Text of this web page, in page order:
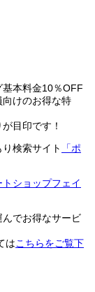
基本料金10％OFF
けのお得な特
目印です！
検索サイト
「ポ
トショップフェイ
でお得なサービ
はこちらをご覧下